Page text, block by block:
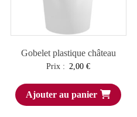
Gobelet plastique château
Prix : 2,00€
Ajouter au panier